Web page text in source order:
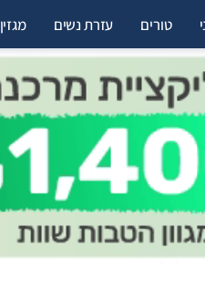
טורים עזרת נשים מגזין